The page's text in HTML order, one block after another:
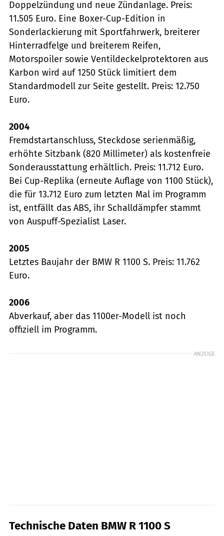
Doppelzündung und neue Zündanlage. Preis:
11.505 Euro. Eine Boxer-Cup-Edition in
Sonderlackierung mit Sportfahrwerk, breiterer
Hinterradfelge und breiterem Reifen,
Motorspoiler sowie Ventildeckelprotektoren aus
Karbon wird auf 1250 Stück limitiert dem
Standardmodell zur Seite gestellt. Preis: 12.750
Euro.
2004
Fremdstartanschluss, Steckdose serienmäßig,
erhöhte Sitzbank (820 Millimeter) als kostenfreie
Sonderausstattung erhältlich. Preis: 11.712 Euro.
Bei Cup-Replika (erneute Auflage von 1100 Stück),
die für 13.712 Euro zum letzten Mal im Programm
ist, entfällt das ABS, ihr Schalldämpfer stammt
von Auspuff-Spezialist Laser.
2005
Letztes Baujahr der BMW R 1100 S. Preis: 11.762
Euro.
2006
Abverkauf, aber das 1100er-Modell ist noch
offiziell im Programm.
ANZEIGE
Technische Daten BMW R 1100 S